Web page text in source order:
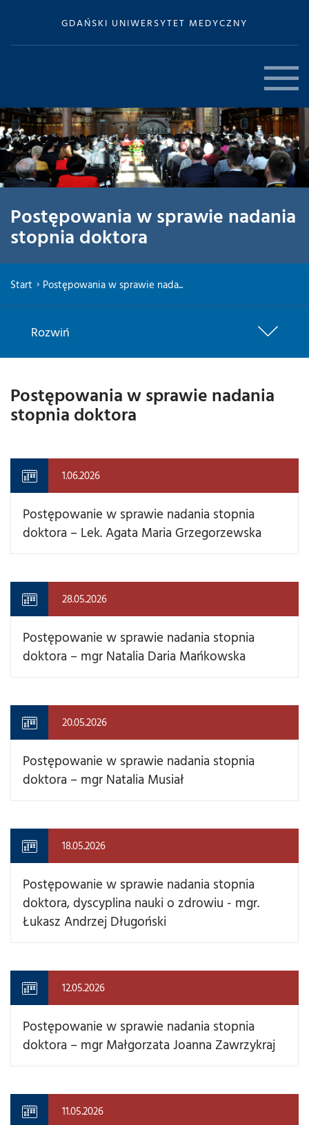
GDAŃSKI UNIWERSYTET MEDYCZNY
Postępowania w sprawie nadania
stopnia doktora
Start Postępowania w sprawie nada...
Rozwiń
Postępowania w sprawie nadania
stopnia doktora
1.06.2026
Postępowanie w sprawie nadania stopnia
doktora – Lek. Agata Maria Grzegorzewska
28.05.2026
Postępowanie w sprawie nadania stopnia
doktora – mgr Natalia Daria Mańkowska
20.05.2026
Postępowanie w sprawie nadania stopnia
doktora – mgr Natalia Musiał
18.05.2026
Postępowanie w sprawie nadania stopnia
doktora, dyscyplina nauki o zdrowiu - mgr.
Łukasz Andrzej Długoński
12.05.2026
Postępowanie w sprawie nadania stopnia
doktora – mgr Małgorzata Joanna Zawrzykraj
11.05.2026